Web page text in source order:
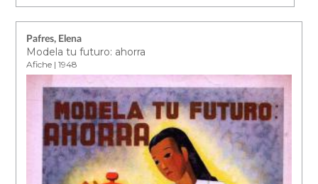
Pafres, Elena
Modela tu futuro: ahorra
Afiche | 1948